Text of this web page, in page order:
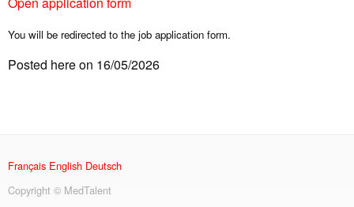
You will be redirected to the job application form.
Posted here on 16/05/2026
Français English Deutsch
Copyright © MedTalent